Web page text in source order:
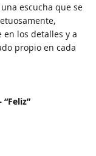
escucha que se
los detalles y a
propio en cada